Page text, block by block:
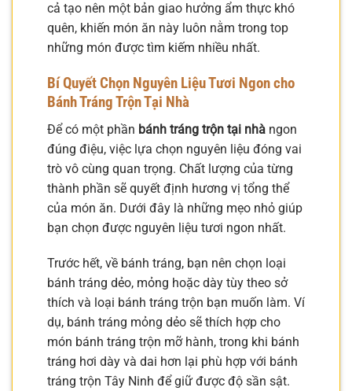
cả tạo nên một bản giao hưởng ẩm thực khó
quên, khiến món ăn này luôn nằm trong top
những món được tìm kiếm nhiều nhất.
Bí Quyết Chọn Nguyên Liệu Tươi Ngon cho
Bánh Tráng Trộn Tại Nhà
Để có một phần bánh tráng trộn tại nhà ngon
đúng điệu, việc lựa chọn nguyên liệu đóng vai
trò vô cùng quan trọng. Chất lượng của từng
thành phần sẽ quyết định hương vị tổng thể
của món ăn. Dưới đây là những mẹo nhỏ giúp
bạn chọn được nguyên liệu tươi ngon nhất.
Trước hết, về bánh tráng, bạn nên chọn loại
bánh tráng dẻo, mỏng hoặc dày tùy theo sở
thích và loại bánh tráng trộn bạn muốn làm. Ví
dụ, bánh tráng mỏng dẻo sẽ thích hợp cho
món bánh tráng trộn mỡ hành, trong khi bánh
tráng hơi dày và dai hơn lại phù hợp với bánh
tráng trộn Tây Ninh để giữ được độ sần sật.